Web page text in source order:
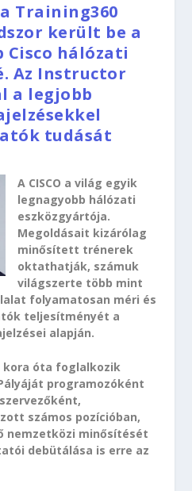
Training360
került be a
Cisco hálózati
Az Instructor
a legjobb
tudását
A CISCO a világ egyik
legnagyobb hálózati
eszközgyártója.
Megoldásait kizárólag
minősített trénerek
oktathatják, számuk
világszerte több mint
folyamatosan méri és
teljesítményét a
alapján.
kora óta foglalkozik
programozóként
számos pozícióban,
nemzetközi minősítését
debütálása is erre az